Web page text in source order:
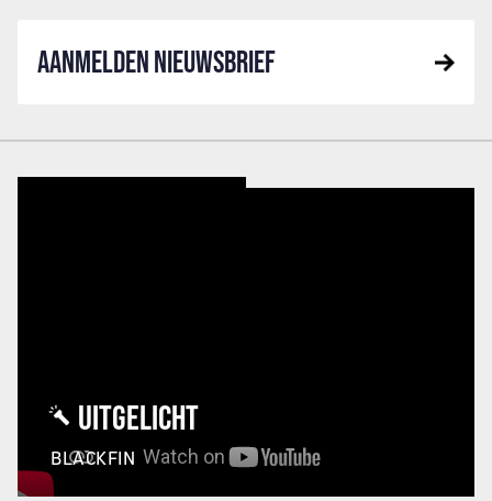
AANMELDEN NIEUWSBRIEF
UITGELICHT
BLACKFIN